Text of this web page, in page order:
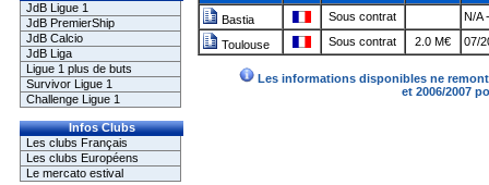
JdB Ligue 1
JdB PremierShip
JdB Calcio
JdB Liga
Ligue 1 plus de buts
Survivor Ligue 1
Challenge Ligue 1
Infos Clubs
Les clubs Français
Les clubs Européens
Le mercato estival
Bastia Sous contrat N/A
Toulouse Sous contrat 2.0 M€ 07/
Les informations disponibles ne
et 2006/2007